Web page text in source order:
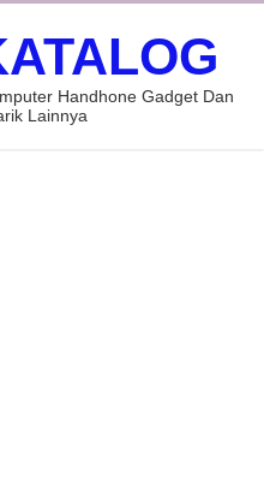
Handhone Gadget Dan
Lainnya